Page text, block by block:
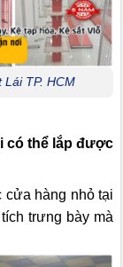
TP. HCM
có thể lắp được
cửa hàng nhỏ tại
trưng bày mà